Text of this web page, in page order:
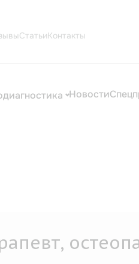
СтатьиКонтакты
Новости